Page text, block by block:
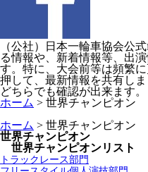
（公社）日本一輪車協会公
る情報や、新着情報等、出
す。特に、大会前等は頻繁
押して、最新情報を共有し
どちらでも確認が出来ます。
ホーム > 世界チャンピオン
ホーム > 世界チャンピオン
世界チャンピオン
世界チャンピオンリスト
トラックレース部門